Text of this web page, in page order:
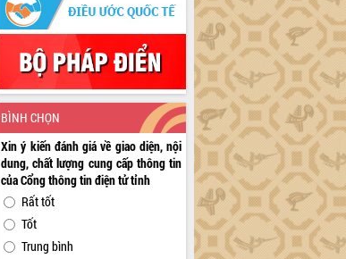
BÌNH CHỌN
Xin ý kiến đánh giá về giao diện, nội
dung, chất lượng cung cấp thông tin
của Cổng thông tin điện tử tỉnh
Rất tốt
Tốt
Trung bình